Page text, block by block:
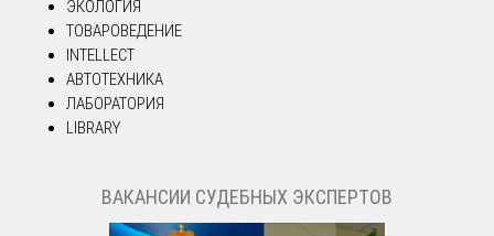
ЭКОЛОГИЯ
ТОВАРОВЕДЕНИЕ
INTELLECT
АВТОТЕХНИКА
ЛАБОРАТОРИЯ
LIBRARY
ВАКАНСИИ СУДЕБНЫХ ЭКСПЕРТОВ